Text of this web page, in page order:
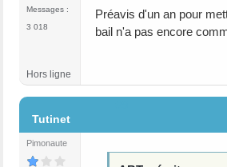
Messages :
3 018
Préavis d'un an pour
bail n'a pas encore
Hors ligne
Tutinet
Pimonaute